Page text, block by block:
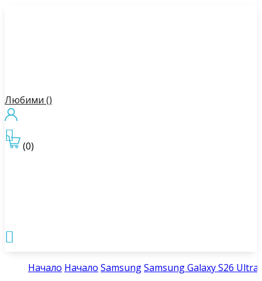
Любими ()
(0)


Начало Начало SamsungSamsung Galaxy S26 Ultra